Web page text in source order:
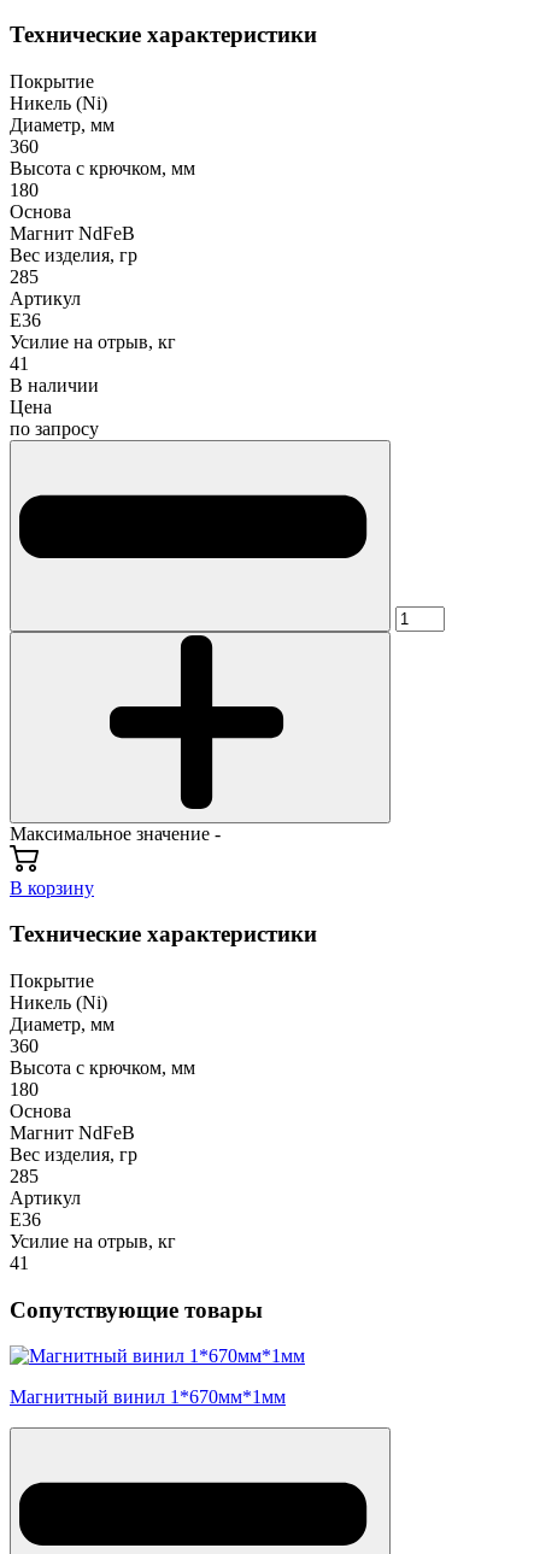
Технические характеристики
Покрытие
Никель (Ni)
Диаметр, мм
360
Высота с крючком, мм
180
Основа
Магнит NdFeB
Вес изделия, гр
285
Артикул
E36
Усилие на отрыв, кг
41
В наличии
Цена
по запросу
Максимальное значение -
В корзину
Технические характеристики
Покрытие
Никель (Ni)
Диаметр, мм
360
Высота с крючком, мм
180
Основа
Магнит NdFeB
Вес изделия, гр
285
Артикул
E36
Усилие на отрыв, кг
41
Сопутствующие товары
Магнитный винил 1*670мм*1мм